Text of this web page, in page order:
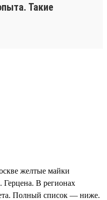
Такие
желтые майки
В регионах
Полный список — ниже.